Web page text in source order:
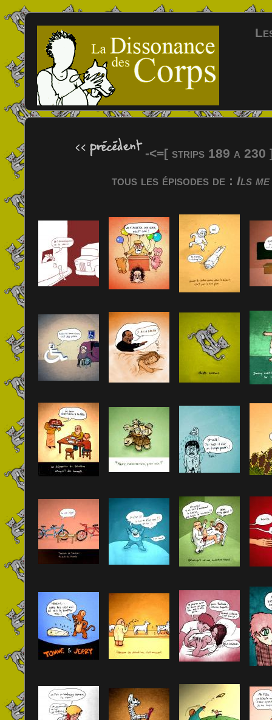
-<=[ strips 189 a 230
tous les épisodes de : Ils